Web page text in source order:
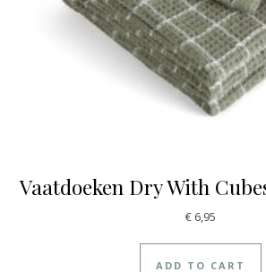
Vaatdoeken Dry With
€ 6,95
ADD TO CART